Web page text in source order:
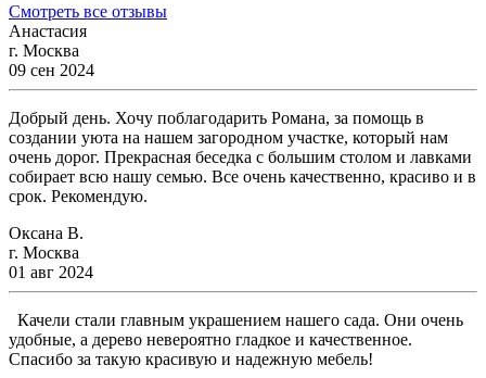
Смотреть все отзывы
Анастасия
г. Москва
09 сен 2024
Добрый день. Хочу поблагодарить Романа, за помощь в
создании уюта на нашем загородном участке, который нам
очень дорог. Прекрасная беседка с большим столом и лавками
собирает всю нашу семью. Все очень качественно, красиво и в
срок. Рекомендую.
Оксана В.
г. Москва
01 авг 2024
Качели стали главным украшением нашего сада. Они очень
удобные, а дерево невероятно гладкое и качественное.
Спасибо за такую красивую и надежную мебель!